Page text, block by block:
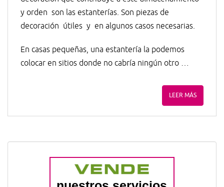
y orden son las estanterías. Son piezas de
decoración útiles y en algunos casos necesarias.
En casas pequeñas, una estantería la podemos
colocar en sitios donde no cabría ningún otro …
LEER MÁS